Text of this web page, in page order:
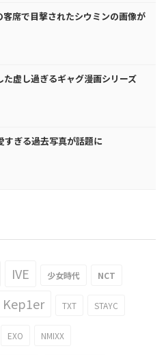
客席で目撃されたシウミンの画像が
虚し過ぎるギャグ漫画シリーズ
すぎる過去写真が話題に
IVE 少女時代 NCT
Kep1er TXT STAYC
EXO NMIXX